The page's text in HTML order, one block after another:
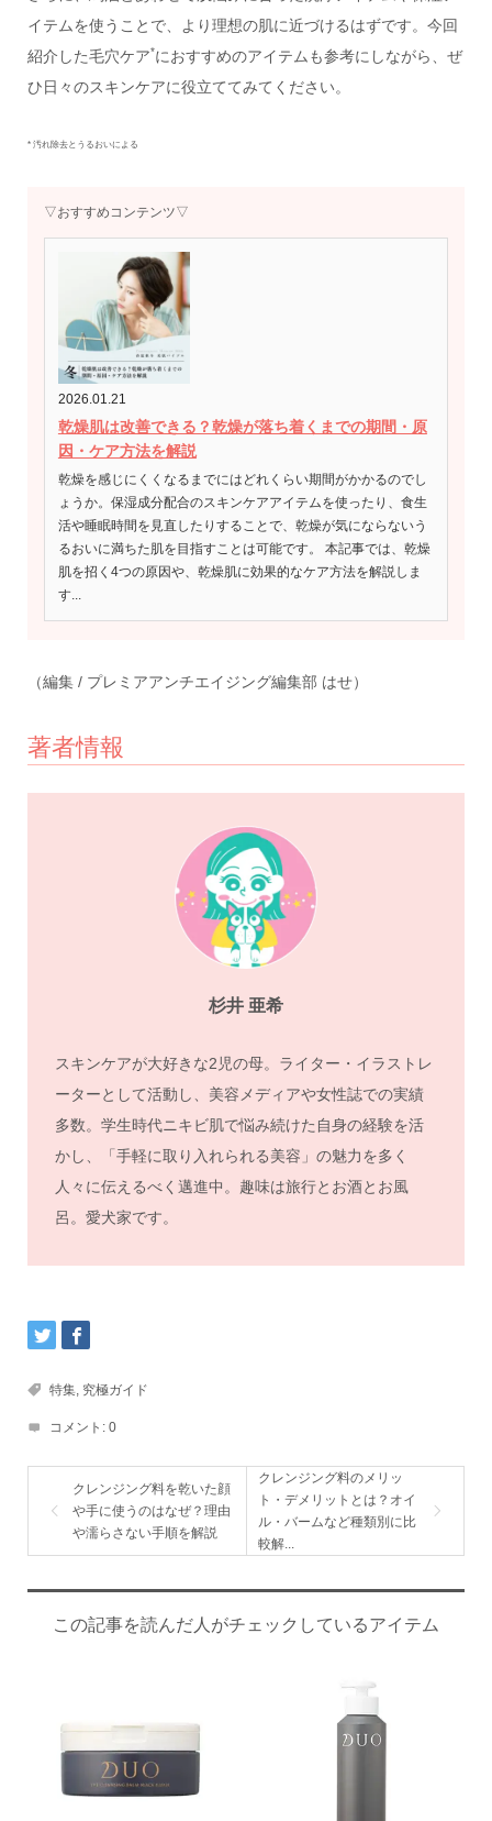
イテムを使うことで、より理想の肌に近づけるはずです。今回
紹介した毛穴ケア*におすすめのアイテムも参考にしながら、ぜ
ひ日々のスキンケアに役立ててみてください。
* 汚れ除去とうるおいによる
▽おすすめコンテンツ▽
2026.01.21
乾燥肌は改善できる？乾燥が落ち着くまでの期間・原
因・ケア方法を解説
乾燥を感じにくくなるまでにはどれくらい期間がかかるのでし
ょうか。保湿成分配合のスキンケアアイテムを使ったり、食生
活や睡眠時間を見直したりすることで、乾燥が気にならないう
るおいに満ちた肌を目指すことは可能です。 本記事では、乾燥
肌を招く4つの原因や、乾燥肌に効果的なケア方法を解説しま
す...
（編集 / プレミアアンチエイジング編集部 はせ）
著者情報
杉井 亜希
スキンケアが大好きな2児の母。ライター・イラストレ
ーターとして活動し、美容メディアや女性誌での実績
多数。学生時代ニキビ肌で悩み続けた自身の経験を活
かし、「手軽に取り入れられる美容」の魅力を多く
人々に伝えるべく邁進中。趣味は旅行とお酒とお風
呂。愛犬家です。
特集, 究極ガイド
コメント: 0
クレンジング料を乾いた顔
や手に使うのはなぜ？理由
や濡らさない手順を解説
クレンジング料のメリッ
ト・デメリットとは？オイ
ル・バームなど種類別に比
較解...
この記事を読んだ人がチェックしているアイテム